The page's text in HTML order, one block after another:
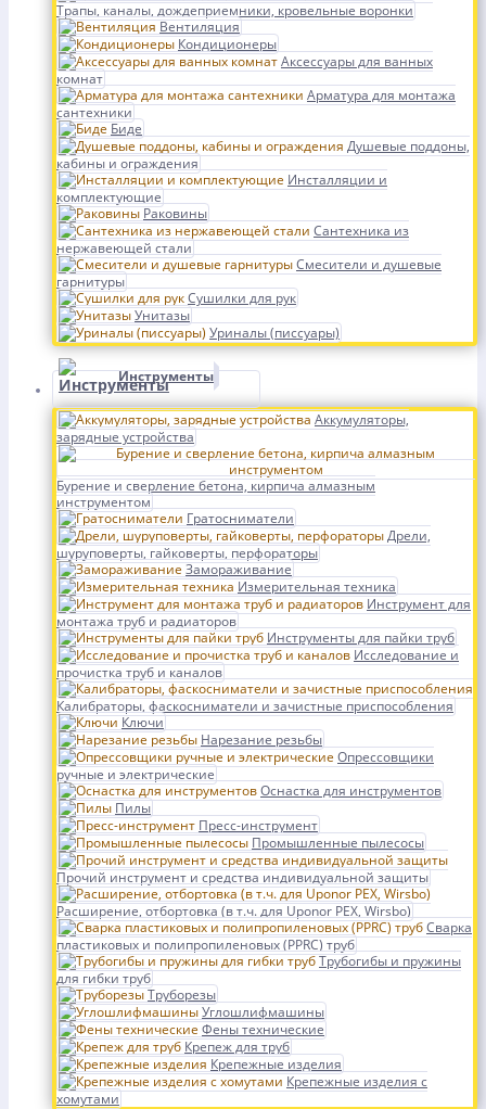
Трапы, каналы, дождеприемники, кровельные воронки
Вентиляция
Кондиционеры
Аксессуары для ванных
комнат
Арматура для монтажа
сантехники
Биде
Душевые поддоны,
кабины и ограждения
Инсталляции и
комплектующие
Раковины
Сантехника из
нержавеющей стали
Смесители и душевые
гарнитуры
Сушилки для рук
Унитазы
Уриналы (писсуары)
Инструменты
Аккумуляторы,
зарядные устройства
Бурение и сверление бетона, кирпича алмазным
инструментом
Гратосниматели
Дрели,
шуруповерты, гайковерты, перфораторы
Замораживание
Измерительная техника
Инструмент для
монтажа труб и радиаторов
Инструменты для пайки труб
Исследование и
прочистка труб и каналов
Калибраторы, фаскосниматели и зачистные приспособления
Ключи
Нарезание резьбы
Опрессовщики
ручные и электрические
Оснастка для инструментов
Пилы
Пресс-инструмент
Промышленные пылесосы
Прочий инструмент и средства индивидуальной защиты
Расширение, отбортовка (в т.ч. для Uponor PEX, Wirsbo)
Сварка
пластиковых и полипропиленовых (PPRC) труб
Трубогибы и пружины
для гибки труб
Труборезы
Углошлифмашины
Фены технические
Крепеж для труб
Крепежные изделия
Крепежные изделия с
хомутами